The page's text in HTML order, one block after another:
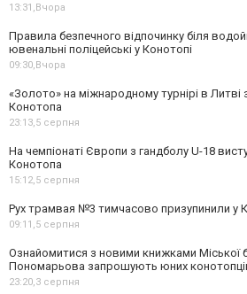
13:31, Вчора
Правила безпечного відпочинку біля
ювенальні поліцейські у Конотопі
09:30, Вчора
«Золото» на міжнародному турнірі в Литві
Конотопа
23:13,5 серпня
На чемпіонаті Європи з гандболу U-18
Конотопа
15:12,5 серпня
Рух трамвая №3 тимчасово призупинили у
09:11,5 серпня
Ознайомитися з новими книжками Міської
Пономарьова запрошують юних
23:20,3 серпня